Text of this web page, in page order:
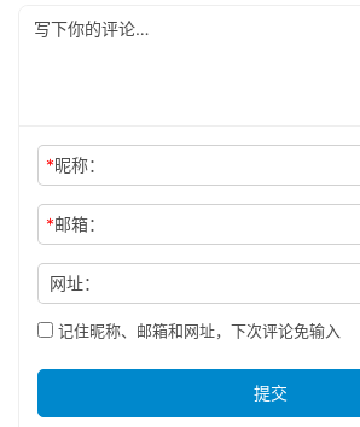
*昵称：
*邮箱：
网址：
记住昵称、邮箱和网址，下次评论免输入
提交